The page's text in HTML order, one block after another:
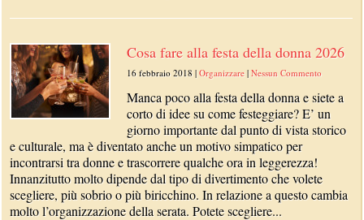
Cosa fare alla festa della donna 2026
16 febbraio 2018 |Organizzare |Nessun Commento
Manca poco alla festa della donna e siete a
corto di idee su come festeggiare? E’ un
giorno importante dal punto di vista storico
e culturale, ma è diventato anche un motivo simpatico per
incontrarsi tra donne e trascorrere qualche ora in leggerezza!
Innanzitutto molto dipende dal tipo di divertimento che volete
scegliere, più sobrio o più biricchino. In relazione a questo cambia
molto l’organizzazione della serata. Potete scegliere...